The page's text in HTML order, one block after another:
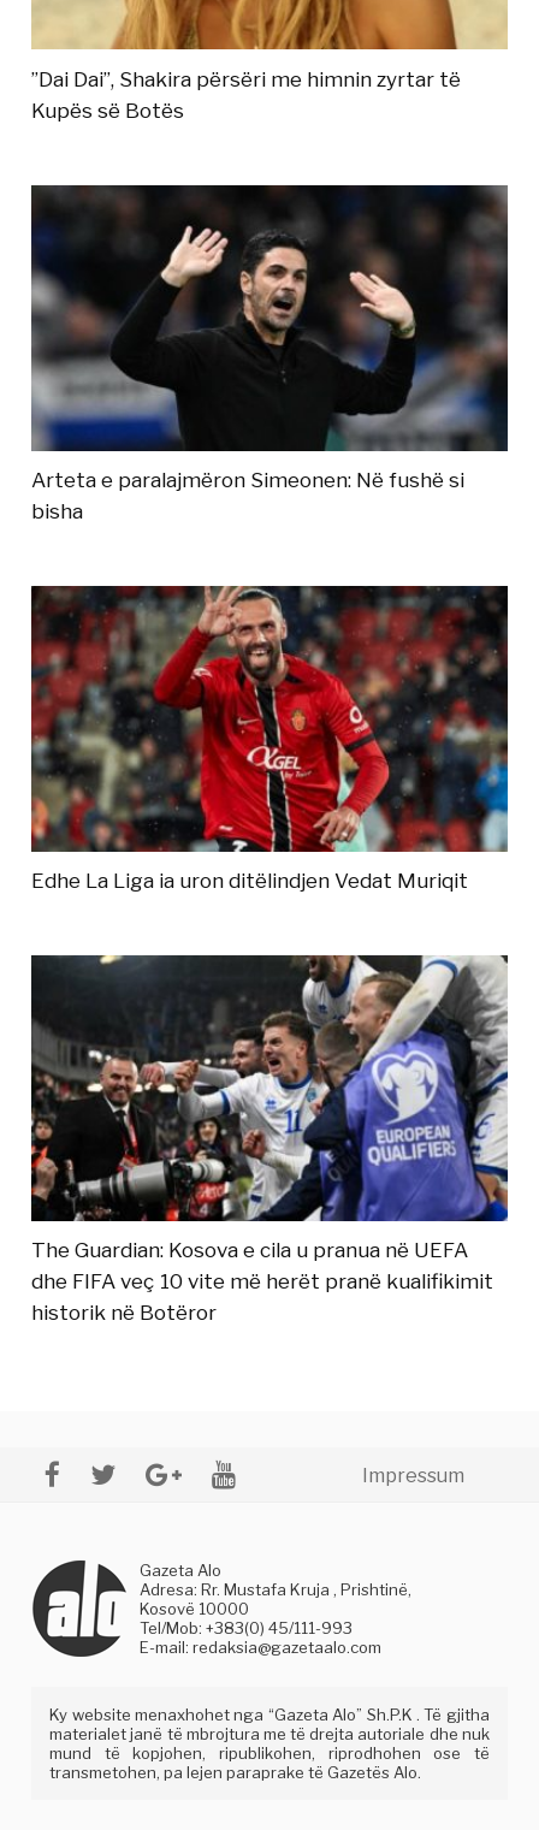
”Dai Dai”, Shakira përsëri me himnin zyrtar të
Kupës së Botës
Arteta e paralajmëron Simeonen: Në fushë si
bisha
Edhe La Liga ia uron ditëlindjen Vedat Muriqit
The Guardian: Kosova e cila u pranua në UEFA
dhe FIFA veç 10 vite më herët pranë kualifikimit
historik në Botëror
Impressum
Gazeta Alo
Adresa: Rr. Mustafa Kruja , Prishtinë,
Kosovë 10000
Tel/Mob: +383(0) 45/111-993
E-mail:redaksia@gazetaalo.com
Ky website menaxhohet nga “Gazeta Alo” Sh.P.K . Të gjitha
materialet janë të mbrojtura me të drejta autoriale dhe nuk
mund të kopjohen, ripublikohen, riprodhohen ose të
transmetohen, pa lejen paraprake të Gazetës Alo.